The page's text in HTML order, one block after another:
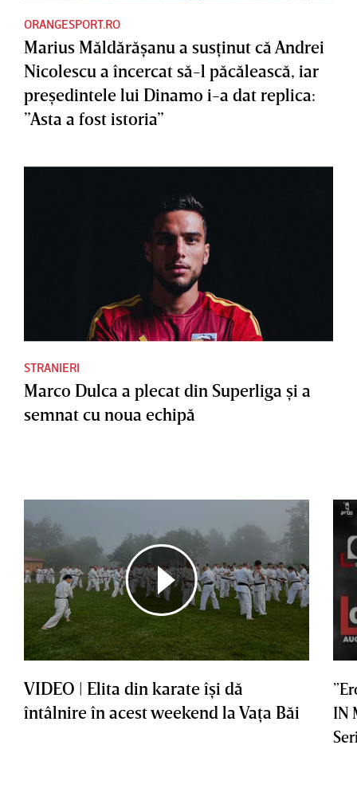
ORANGESPORT.RO
Marius Măldărăşanu a susţinut că Andrei
Nicolescu a încercat să-l păcălească, iar
preşedintele lui Dinamo i-a dat replica:
”Asta a fost istoria”
STRANIERI
Marco Dulca a plecat din Superliga şi a
semnat cu noua echipă
VIDEO | Elita din karate îşi dă
întâlnire în acest weekend la Vaţa Băi
IN